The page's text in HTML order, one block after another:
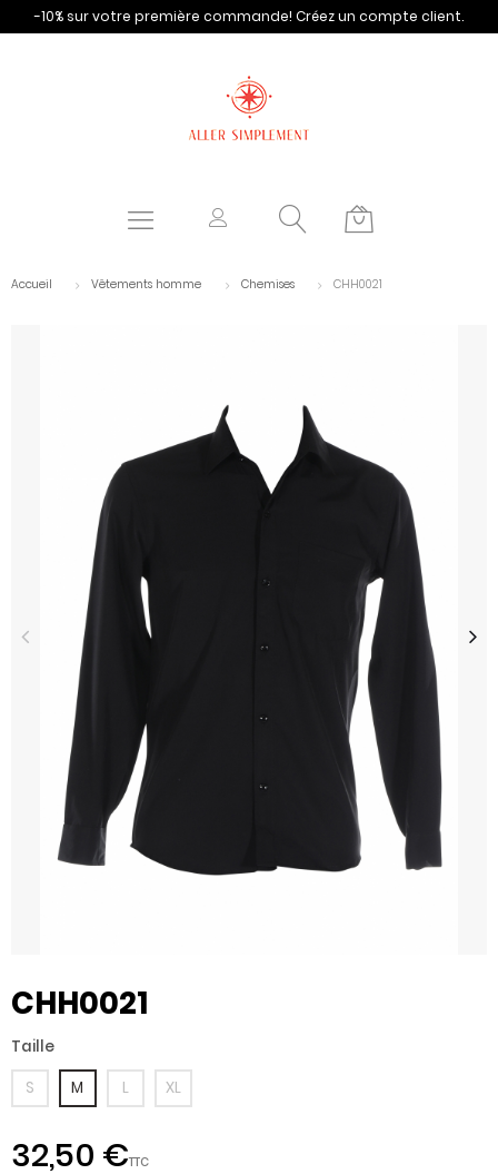
-10% sur votre première commande! Créez un compte client.
Accueil Vêtements homme Chemises CHH0021
CHH0021
Taille
S
M L XL
32,50 €TTC